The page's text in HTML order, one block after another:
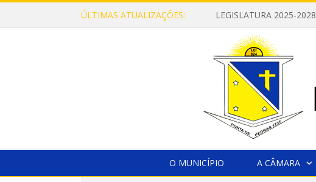
ÚLTIMAS ATUALIZAÇÕES: LEGISLATURA 2025-2028
O MUNICÍPIO A CÂMARA